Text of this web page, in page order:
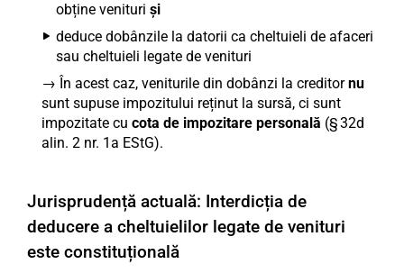
obține venituri și
deduce dobânzile la datorii ca cheltuieli de afaceri
sau cheltuieli legate de venituri
→ În acest caz, veniturile din dobânzi la creditornu
sunt supuse impozitului reținut la sursă, ci sunt
impozitate cu cota de impozitare personală (§ 32d
alin. 2 nr. 1a EStG).
Jurisprudență actuală: Interdicția de
deducere a cheltuielilor legate de venituri
este constituțională